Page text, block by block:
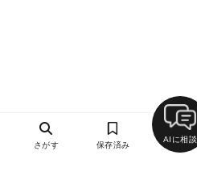
さがす 保存済み
AIに相談